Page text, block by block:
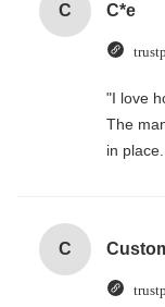
C C*e
"I love
The
in
C